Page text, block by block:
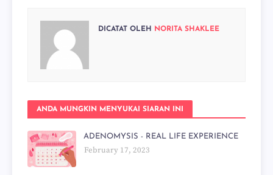
DICATAT OLEH NORITA SHAKLEE
ANDA MUNGKIN MENYUKAI SIARAN INI
ADENOMYSIS - REAL LIFE EXPERIENCE
February 17, 2023